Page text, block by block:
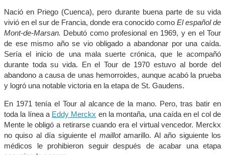
Nació en Priego (Cuenca), pero durante buena parte de su vida
vivió en el sur de Francia, donde era conocido como El español de
Mont-de-Marsan. Debutó como profesional en 1969, y en el Tour
de ese mismo año se vio obligado a abandonar por una caída.
Sería el inicio de una mala suerte crónica, que le acompañó
durante toda su vida. En el Tour de 1970 estuvo al borde del
abandono a causa de unas hemorroides, aunque acabó la prueba
y logró una notable victoria en la etapa de St. Gaudens.
En 1971 tenía el Tour al alcance de la mano. Pero, tras batir en
toda la línea a Eddy Merckx en la montaña, una caída en el col de
Mente le obligó a retirarse cuando era el virtual vencedor. Merckx
no quiso al día siguiente el maillotamarillo. Al año siguiente los
médicos le prohibieron seguir después de acabar una etapa